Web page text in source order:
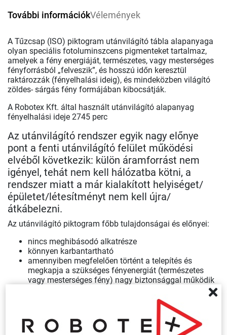
További információkVélemények
A Tűzcsap (ISO) piktogram utánvilágító tábla alapanyaga
olyan speciális fotoluminszcens pigmenteket tartalmaz,
amelyek a fény energiáját, természetes, vagy mesterséges
fényforrásból „felveszik”, és hosszú időn keresztül
raktározzák (fényelhalási ideig), és mindeközben világító
zöldes- sárgás fény formájában kibocsátják.
A Robotex Kft. által használt utánvilágító alapanyag
fényelhalási ideje 2745 perc
Az utánvilágító rendszer egyik nagy előnye
pont a fenti utánvilágító felület működési
elvéből következik: külön áramforrást nem
igényel, tehát nem kell hálózatba kötni, a
rendszer miatt a már kialakított helyiséget/
épületet/létesítményt nem kell újra/
átkábelezni.
Az utánvilágító piktogram főbb tulajdonságai és előnyei:
nincs meghibásodó alkatrésze
könnyen karbantartható
amennyiben megfelelően történt a telepítés és
megkapja a szükséges fényenergiát (természetes
vagy mesterséges fény) nagy biztonsággal működik
lényegesen olcsóbb, mint az áramforrásról táplált
telepítése az öntapadós hátoldalnak köszönhetően
gyors és egyszerű.